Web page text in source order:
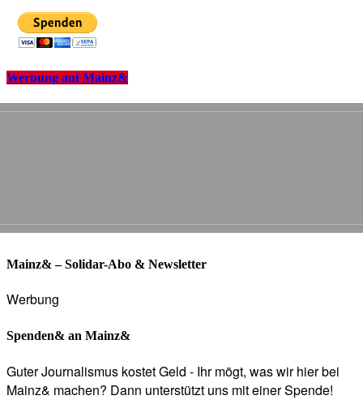
Werbung auf Mainz&
Mainz& – Solidar-Abo & Newsletter
Werbung
Spenden& an Mainz&
Guter Journalismus kostet Geld - Ihr mögt, was wir hier bei
Mainz& machen? Dann unterstützt uns mit einer Spende!